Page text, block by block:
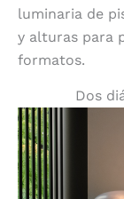
luminaria de
y alturas para
formatos.
Dos